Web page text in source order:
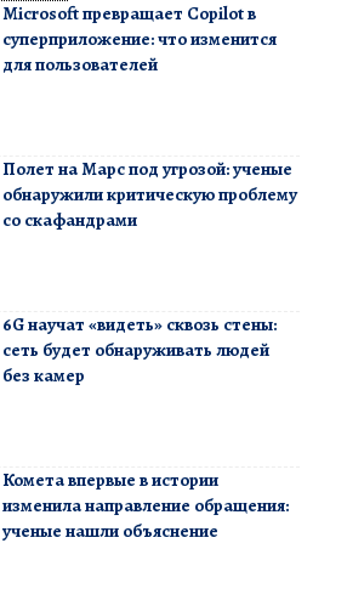
Microsoft превращает Copilot в
суперприложение: что изменится
для пользователей
Полет на Марс под угрозой: ученые
обнаружили критическую проблему
со скафандрами
6G научат «видеть» сквозь стены:
сеть будет обнаруживать людей
без камер
Комета впервые в истории
изменила направление обращения:
ученые нашли объяснение